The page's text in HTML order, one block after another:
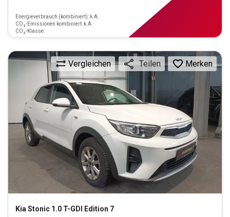
Energieverbrauch (kombiniert): k.A.
CO₂-Emissionen kombiniert: k.A.
CO₂-Klasse:
Kia Stonic 1.0 T-GDI Edition 7
Vergleichen Teilen Merken